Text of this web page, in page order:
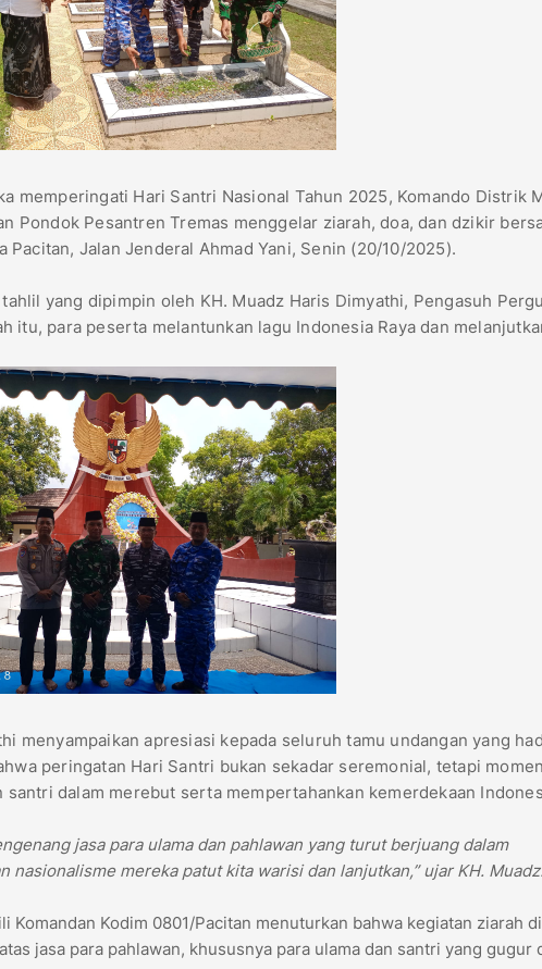
memperingati Hari Santri Nasional Tahun 2025, Komando Distrik
Pondok Pesantren Tremas menggelar ziarah, doa, dan dzikir
Pacitan, Jalan Jenderal Ahmad Yani, Senin (20/10/2025).
yang dipimpin oleh KH. Muadz Haris Dimyathi, Pengasuh
itu, para peserta melantunkan lagu Indonesia Raya dan
menyampaikan apresiasi kepada seluruh tamu undangan yang
peringatan Hari Santri bukan sekadar seremonial, tetapi
dalam merebut serta mempertahankan kemerdekaan
jasa para ulama dan pahlawan yang turut berjuang dalam
nasionalisme mereka patut kita warisi dan lanjutkan,” ujar KH. Muadz.
Komandan Kodim 0801/Pacitan menuturkan bahwa kegiatan ziarah
jasa para pahlawan, khususnya para ulama dan santri yang gugur